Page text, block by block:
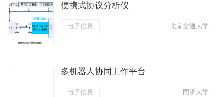
便携式协议分析仪
电子信息 北京交通大学
多机器人协同工作平台
电子信息 同济大学